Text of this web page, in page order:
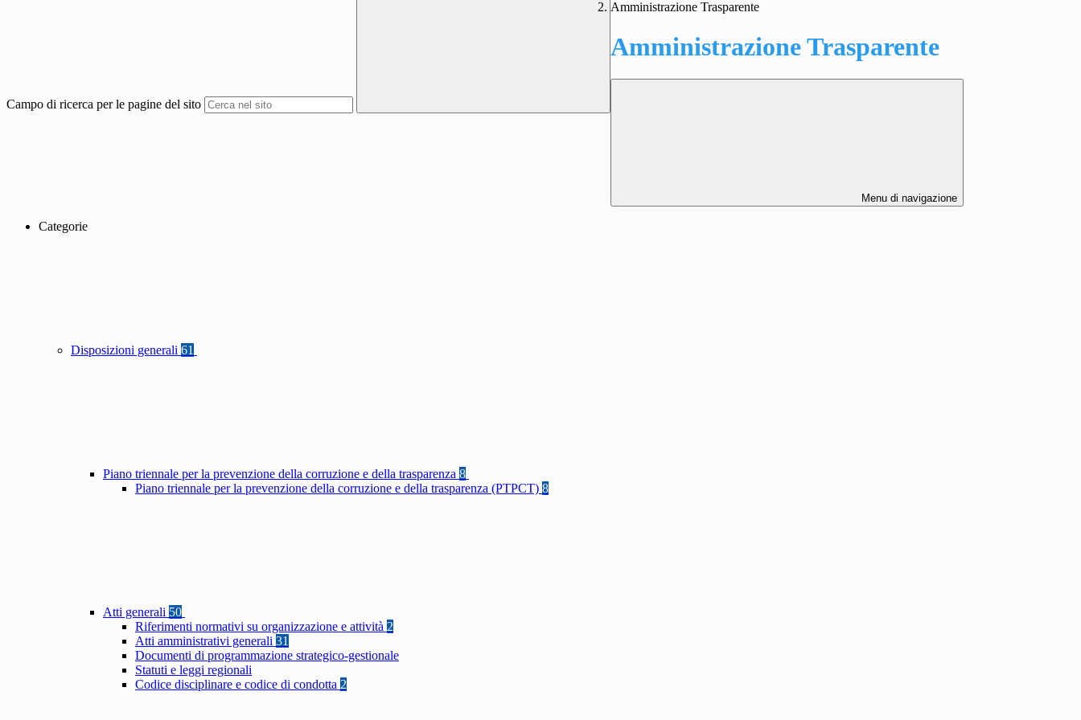
Campo di ricerca per le pagine del sito
Amministrazione Trasparente
Amministrazione Trasparente
Menu di navigazione
Categorie
Disposizioni generali 61
Piano triennale per la prevenzione della corruzione e della trasparenza 8
Piano triennale per la prevenzione della corruzione e della trasparenza (PTPCT) 8
Atti generali 50
Riferimenti normativi su organizzazione e attività 2
Atti amministrativi generali 31
Documenti di programmazione strategico-gestionale
Statuti e leggi regionali
Codice disciplinare e codice di condotta 2